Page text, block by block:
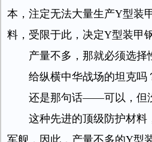
本，注定无法大量生产Y型装
料，受限于此，决定Y型装甲
产量不多，那就必须选择
给纵横中华战场的坦克吗
还是那句话——可以，但
这种先进的顶级防护材料
军舰，因此，产量不多的Y型